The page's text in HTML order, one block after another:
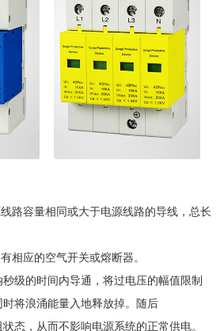
路容量相同或大于电源线路的导线，总长
相应的空气开关或熔断器。
级的时间内导通，将过电压的幅值限制
将浪涌能量入地释放掉。随后
态，从而不影响电源系统的正常供电。